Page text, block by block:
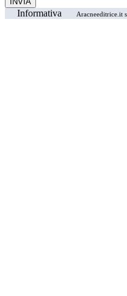
Informativa Aracneeditrice.it